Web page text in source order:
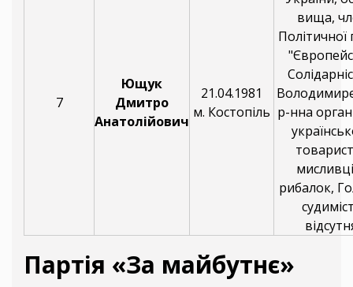
7
Ющук
Дмитро
Анатолійович
21.04.1981
м. Костопіль
вища,
Політичної
р-нна
рибалок,
Партія «За майбутнє»